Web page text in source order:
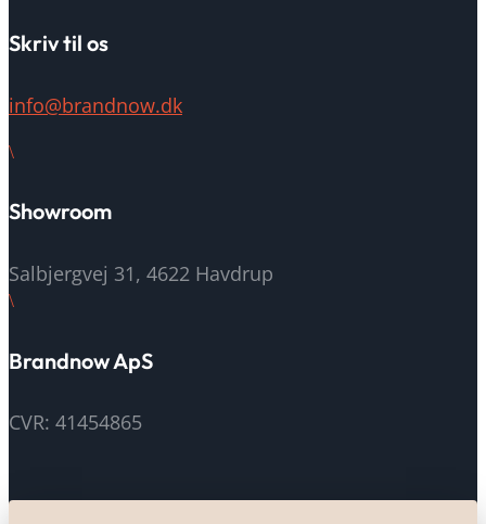
Skriv til os
info@brandnow.dk
\
Showroom
Salbjergvej 31, 4622 Havdrup
\
Brandnow ApS
CVR: 41454865